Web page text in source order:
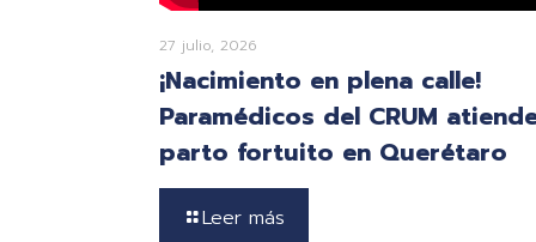
27 julio, 2026
¡Nacimiento en plena calle!
Paramédicos del CRUM
parto fortuito en Querétaro
Leer más